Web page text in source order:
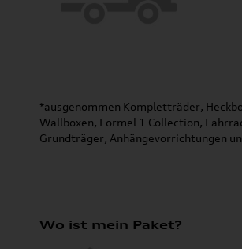
*ausgenommen Kompletträder,
Wallboxen, Formel 1 Collection,
Grundträger, Anhängevorrichtungen
Wo ist mein Paket?